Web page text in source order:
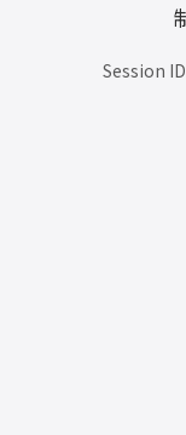
Session